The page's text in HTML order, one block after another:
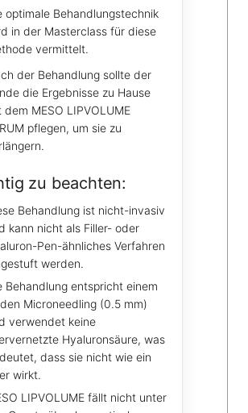
optimale Behandlungstechnik
in der Masterclass für diese
vermittelt.
der Behandlung sollte der
die Ergebnisse zu Hause
dem MESO LIPVOLUME
pflegen, um sie zu
zu beachten:
Behandlung ist nicht-invasiv
kann nicht als Filler- oder
Pen-ähnliches Verfahren
werden.
Behandlung entspricht einem
Microneedling (0.5 mm)
verwendet keine
Hyaluronsäure, was
dass sie nicht wie ein
wirkt.
LIPVOLUME fällt nicht unter